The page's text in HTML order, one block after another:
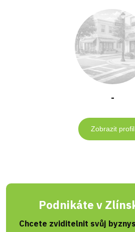
-
Zobrazit profil
Podnikáte v
Chcete zviditelnit svůj